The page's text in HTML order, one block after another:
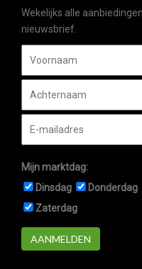
Wekelijks alle
nieuwsbrief.
Mijn marktdag:
Dinsdag
Donderdag
Zaterdag
AANMELDEN